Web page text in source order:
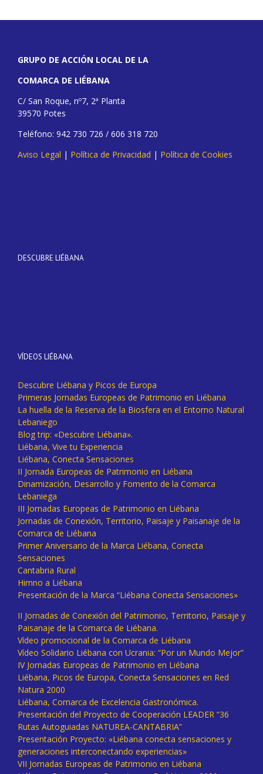
GRUPO DE ACCIÓN LOCAL DE LA
COMARCA DE LIÉBANA
C/ San Roque, nº7, 2ª Planta
39570 Potes
Teléfono: 942 730 726 / 606 318 720
Aviso Legal | Política de Privacidad | Política de Cookies
DESCUBRE LIÉBANA
VÍDEOS LIÉBANA
Descubre Liébana y Picos de Europa
Primeras Jornadas Europeas de Patrimonio en Liébana
La huella de la Reserva de la Biosfera en el Entorno Natural
Lebaniego
Blog trip: «Descubre Liébana».
Liébana, Vive tu Experiencia
Liébana, Conecta Sensaciones
II Jornada Europeas de Patrimonio en Liébana
Dinamización, Desarrollo y Fomento de la Comarca
Lebaniega
III Jornadas Europeas de Patrimonio en Liébana
Jornadas de Conexión, Territorio, Paisaje y Paisanaje de la
Comarca de Liébana
Primer Aniversario de la Marca Liébana, Conecta
Sensaciones
Cantabria Rural
Himno a Liébana
Presentación de la Marca “Liébana Conecta Sensaciones»
II Jornadas de Conexión del Patrimonio, Territorio, Paisaje y
Paisanaje de la Comarca de Liébana.
Vídeo promocional de la Comarca de Liébana
Vídeo Solidario Liébana con Ucrania: “Por un Mundo Mejor”
IV Jornadas Europeas de Patrimonio en Liébana
Liébana, Picos de Europa, Conecta Sensaciones en Red
Natura 2000
Liébana, Comarca de Excelencia Gastronómica.
Presentación del Proyecto de Cooperación LEADER “36
Rutas Autoguiadas NATUREA-CANTABRIA”
Presentación Proyecto: «Liébana conecta sensaciones y
generaciones interconectando experiencias»
VII Jornadas Europeas de Patrimonio en Liébana